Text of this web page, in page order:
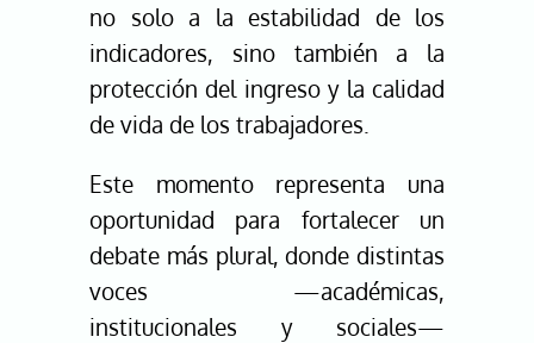
no solo a la estabilidad de los
indicadores, sino también a la
protección del ingreso y la calidad
de vida de los trabajadores.
Este momento representa una
oportunidad para fortalecer un
debate más plural, donde distintas
voces —académicas,
institucionales y sociales—